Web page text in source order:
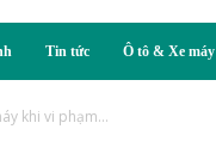
Tin tức Ô tô & Xe máy
khi vi phạm...